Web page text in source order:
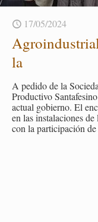
17/05/2024
la
A pe­di­do de la
Pro­duc­ti­vo
ac­tual go­bierno. El
en las ins­ta­la­cio­nes
con la par­ti­ci­pa­ción